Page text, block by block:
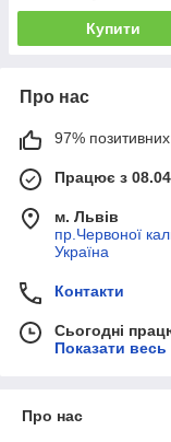
Купити
Про нас
97% позитивних
Працює з
м. Львів
пр.Червоної
Україна
Контакти
Сьогодні
Показати
Про нас